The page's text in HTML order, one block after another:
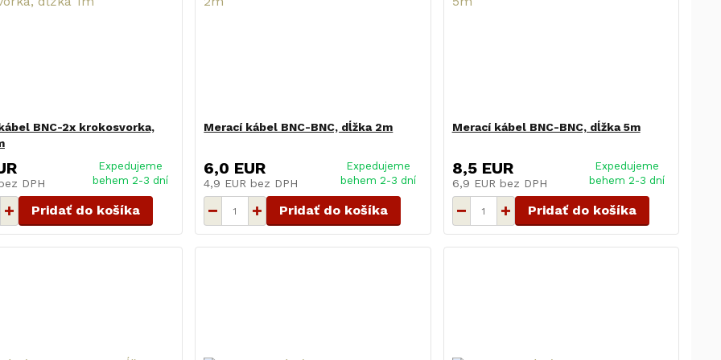
BNC-2x krokosvorka,
DPH
Expedujeme
behem 2-3 dní
Pridať do košíka
Merací kábel BNC-BNC, dĺžka 2m
6,0 EUR
4,9 EUR bez DPH
Expedujeme
behem 2-3 dní
Pridať do košíka
Merací kábel BNC-BNC, dĺžka 5m
8,5 EUR
6,9 EUR bez DPH
Expedujeme
behem 2-3 dní
Pridať do košíka